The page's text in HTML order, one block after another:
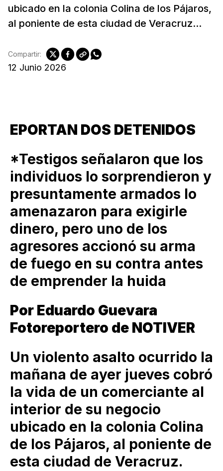
ubicado en la colonia Colina de los Pájaros,
al poniente de esta ciudad de Veracruz...
12 Junio 2026
Compartir:
EPORTAN DOS DETENIDOS
*Testigos señalaron que los
individuos lo sorprendieron y
presuntamente armados lo
amenazaron para exigirle
dinero, pero uno de los
agresores accionó su arma
de fuego en su contra antes
de emprender la huida
Por Eduardo Guevara
Fotoreportero de NOTIVER
Un violento asalto ocurrido la
mañana de ayer jueves cobró
la vida de un comerciante al
interior de su negocio
ubicado en la colonia Colina
de los Pájaros, al poniente de
esta ciudad de Veracruz.